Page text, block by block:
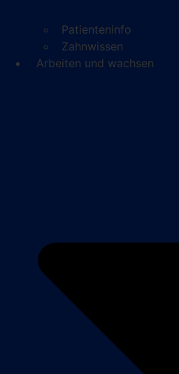
Patienteninfo
Zahnwissen
Arbeiten und wachsen